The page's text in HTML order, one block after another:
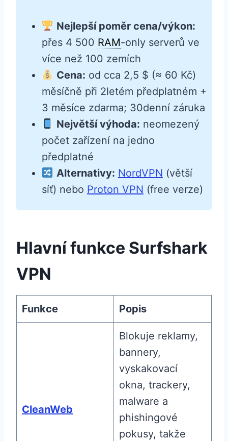
Nejlepší poměr cena/výkon:
přes 4 500 RAM-only serverů ve
více než 100 zemích
Cena: od cca 2,5 $ (≈ 60 Kč)
měsíčně při 2letém předplatném +
3 měsíce zdarma; 30denní záruka
Největší výhoda: neomezený
počet zařízení na jedno
předplatné
Alternativy: NordVPN (větší
síť) nebo Proton VPN (free verze)
Hlavní funkce Surfshark
VPN
Funkce Popis
CleanWeb
Blokuje reklamy,
bannery,
vyskakovací
okna, trackery,
malware a
phishingové
pokusy, takže